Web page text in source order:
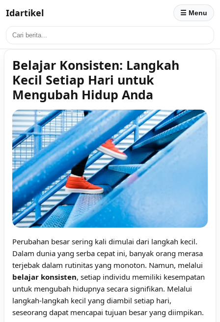
Idartikel ☰ Menu
Belajar Konsisten: Langkah
Kecil Setiap Hari untuk
Mengubah Hidup Anda
Perubahan besar sering kali dimulai dari langkah kecil.
Dalam dunia yang serba cepat ini, banyak orang merasa
terjebak dalam rutinitas yang monoton. Namun, melalui
belajar konsisten, setiap individu memiliki kesempatan
untuk mengubah hidupnya secara signifikan. Melalui
langkah-langkah kecil yang diambil setiap hari,
seseorang dapat mencapai tujuan besar yang diimpikan.